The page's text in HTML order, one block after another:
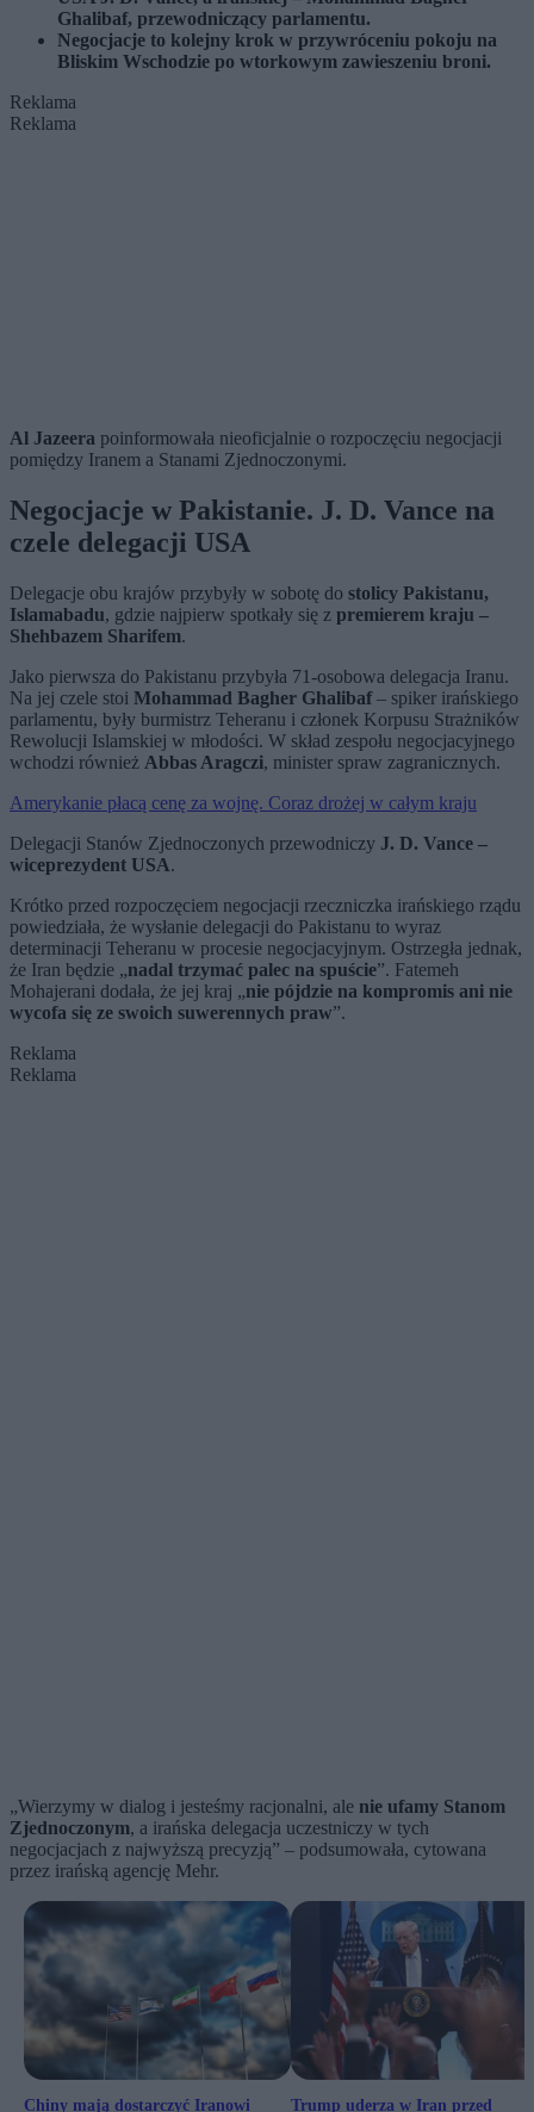
Ghalibaf, przewodniczący parlamentu.
Negocjacje to kolejny krok w przywróceniu pokoju na
Bliskim Wschodzie po wtorkowym zawieszeniu broni.
Reklama
Reklama
Al Jazeera poinformowała nieoficjalnie o rozpoczęciu negocjacji
pomiędzy Iranem a Stanami Zjednoczonymi.
Negocjacje w Pakistanie. J. D. Vance na
czele delegacji USA
Delegacje obu krajów przybyły w sobotę do stolicy Pakistanu,
Islamabadu, gdzie najpierw spotkały się z premierem kraju –
Shehbazem Sharifem.
Jako pierwsza do Pakistanu przybyła 71-osobowa delegacja Iranu.
Na jej czele stoi Mohammad Bagher Ghalibaf– spiker irańskiego
parlamentu, były burmistrz Teheranu i członek Korpusu Strażników
Rewolucji Islamskiej w młodości. W skład zespołu negocjacyjnego
wchodzi również Abbas Aragczi, minister spraw zagranicznych.
Amerykanie płacą cenę za wojnę. Coraz drożej w całym kraju
Delegacji Stanów Zjednoczonych przewodniczy J. D. Vance –
wiceprezydent USA.
Krótko przed rozpoczęciem negocjacji rzeczniczka irańskiego rządu
powiedziała, że wysłanie delegacji do Pakistanu to wyraz
determinacji Teheranu w procesie negocjacyjnym. Ostrzegła jednak,
że Iran będzie „nadal trzymać palec na spuście”. Fatemeh
Mohajerani dodała, że jej kraj „nie pójdzie na kompromis ani nie
wycofa się ze swoich suwerennych praw”.
Reklama
Reklama
„Wierzymy w dialog i jesteśmy racjonalni, ale nie ufamy Stanom
Zjednoczonym, a irańska delegacja uczestniczy w tych
negocjacjach z najwyższą precyzją” – podsumowała, cytowana
przez irańską agencję Mehr.
Chiny mają dostarczyć Iranowi Trump uderza w Iran przed